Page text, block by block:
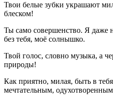
Твои белые зубки украшают
блеском!
Ты само совершенство. Я даже
без тебя, моё солнышко.
Твой голос, словно музыка, а
природы!
Как приятно, милая, быть в
мечтательным,